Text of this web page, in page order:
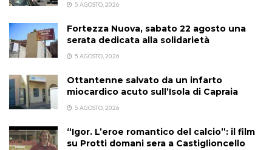
5 AGOSTO, 2026
Fortezza Nuova, sabato 22 agosto una
serata dedicata alla solidarietà
5 AGOSTO, 2026
Ottantenne salvato da un infarto
miocardico acuto sull’Isola di Capraia
5 AGOSTO, 2026
“Igor. L’eroe romantico del calcio”: il film
su Protti domani sera a Castiglioncello